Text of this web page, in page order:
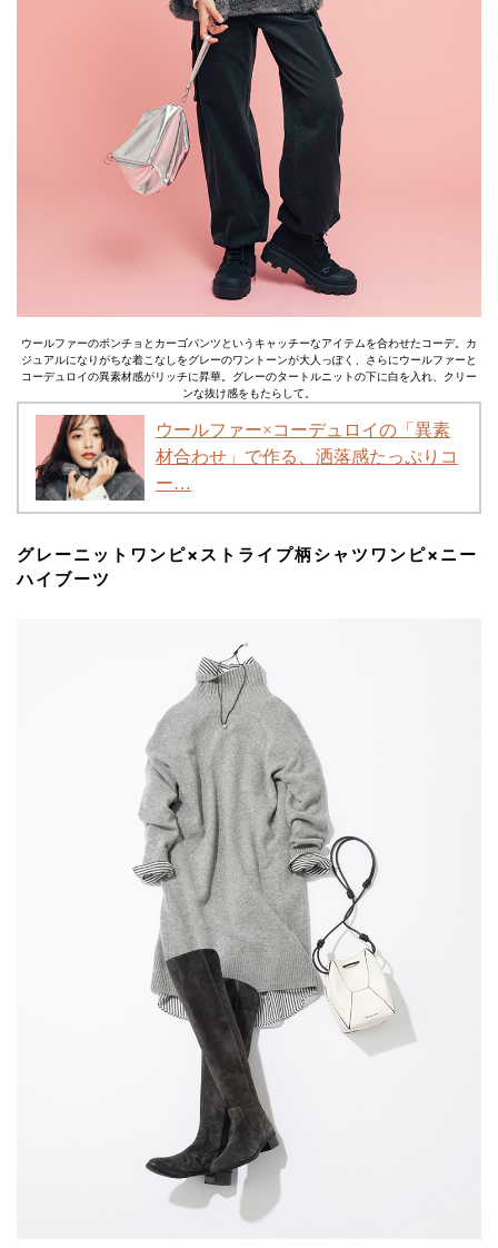
ウールファーのポンチョとカーゴパンツというキャッチーなアイテムを合わせたコーデ。カ
ジュアルになりがちな着こなしをグレーのワントーンが大人っぽく、さらにウールファーと
コーデュロイの異素材感がリッチに昇華。グレーのタートルニットの下に白を入れ、クリー
ンな抜け感をもたらして。
ウールファー×コーデュロイの「異素
材合わせ」で作る、洒落感たっぷりコ
ー…
グレーニットワンピ×ストライプ柄シャツワンピ×ニー
ハイブーツ